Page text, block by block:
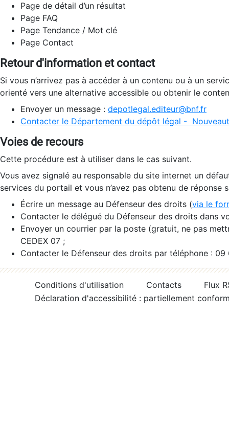
Page de détail d’un résultat
Page FAQ
Page Tendance / Mot clé
Page Contact
Retour d'information et contact
Si vous n’arrivez pas à accéder à un contenu ou à un
orienté vers une alternative accessible ou obtenir le
Envoyer un message : depotlegal.editeur@bnf.fr
Contacter le Département du dépôt légal -
Voies de recours
Cette procédure est à utiliser dans le cas suivant.
Vous avez signalé au responsable du site internet un
services du portail et vous n’avez pas obtenu de réponse
Écrire un message au Défenseur des droits (via le
Contacter le délégué du Défenseur des droits dans
Envoyer un courrier par la poste (gratuit, ne pas
CEDEX 07 ;
Contacter le Défenseur des droits par téléphone :
Conditions d'utilisation Contacts
Flux
Déclaration d'accessibilité : partiellement